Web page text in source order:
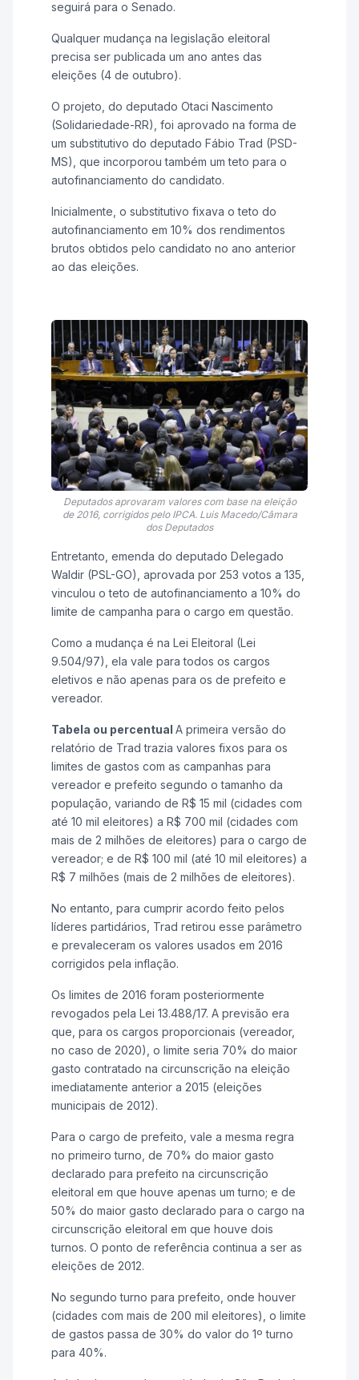
seguirá para o Senado.
Qualquer mudança na legislação eleitoral
precisa ser publicada um ano antes das
eleições (4 de outubro).
O projeto, do deputado Otaci Nascimento
(Solidariedade-RR), foi aprovado na forma de
um substitutivo do deputado Fábio Trad (PSD-
MS), que incorporou também um teto para o
autofinanciamento do candidato.
Inicialmente, o substitutivo fixava o teto do
autofinanciamento em 10% dos rendimentos
brutos obtidos pelo candidato no ano anterior
ao das eleições.
Deputados aprovaram valores com base na eleição
de 2016, corrigidos pelo IPCA. Luis Macedo/Câmara
dos Deputados
Entretanto, emenda do deputado Delegado
Waldir (PSL-GO), aprovada por 253 votos a 135,
vinculou o teto de autofinanciamento a 10% do
limite de campanha para o cargo em questão.
Como a mudança é na Lei Eleitoral (Lei
9.504/97), ela vale para todos os cargos
eletivos e não apenas para os de prefeito e
vereador.
Tabela ou percentual A primeira versão do
relatório de Trad trazia valores fixos para os
limites de gastos com as campanhas para
vereador e prefeito segundo o tamanho da
população, variando de R$ 15 mil (cidades com
até 10 mil eleitores) a R$ 700 mil (cidades com
mais de 2 milhões de eleitores) para o cargo de
vereador; e de R$ 100 mil (até 10 mil eleitores) a
R$ 7 milhões (mais de 2 milhões de eleitores).
No entanto, para cumprir acordo feito pelos
líderes partidários, Trad retirou esse parâmetro
e prevaleceram os valores usados em 2016
corrigidos pela inflação.
Os limites de 2016 foram posteriormente
revogados pela Lei 13.488/17. A previsão era
que, para os cargos proporcionais (vereador,
no caso de 2020), o limite seria 70% do maior
gasto contratado na circunscrição na eleição
imediatamente anterior a 2015 (eleições
municipais de 2012).
Para o cargo de prefeito, vale a mesma regra
no primeiro turno, de 70% do maior gasto
declarado para prefeito na circunscrição
eleitoral em que houve apenas um turno; e de
50% do maior gasto declarado para o cargo na
circunscrição eleitoral em que houve dois
turnos. O ponto de referência continua a ser as
eleições de 2012.
No segundo turno para prefeito, onde houver
(cidades com mais de 200 mil eleitores), o limite
de gastos passa de 30% do valor do 1º turno
para 40%.